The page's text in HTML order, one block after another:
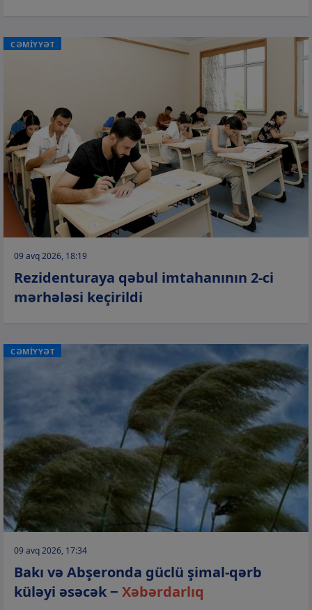
CƏMİYYƏT
09 avq 2026, 18:19
Rezidenturaya qəbul imtahanının 2-ci
mərhələsi keçirildi
CƏMİYYƏT
09 avq 2026, 17:34
Bakı və Abşeronda güclü şimal-qərb
küləyi əsəcək − Xəbərdarlıq